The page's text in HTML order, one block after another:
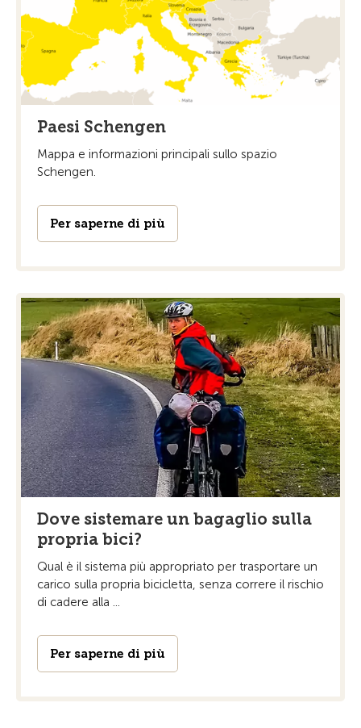
Paesi Schengen
Mappa e informazioni principali sullo spazio
Schengen.
Per saperne di più
Dove sistemare un bagaglio sulla
propria bici?
Qual è il sistema più appropriato per trasportare un
carico sulla propria bicicletta, senza correre il rischio
di cadere alla ...
Per saperne di più